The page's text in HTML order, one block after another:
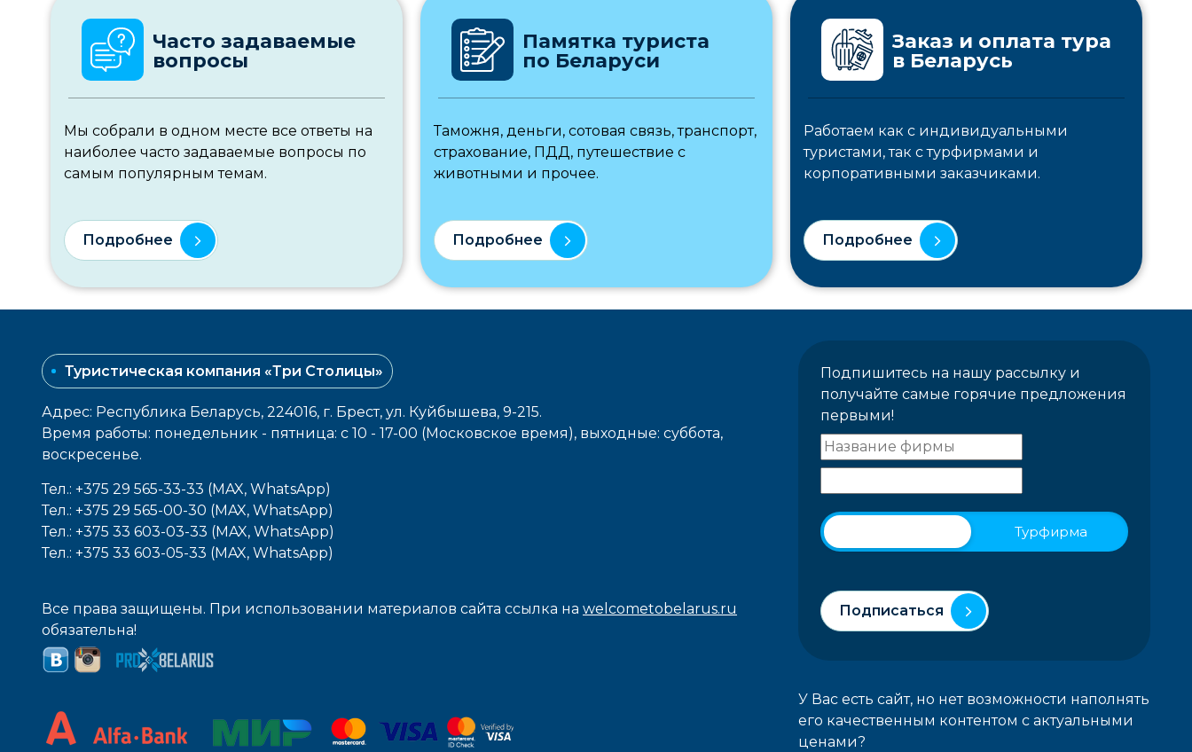
Часто задаваемые
вопросы
Мы собрали в одном месте все ответы на
наиболее часто задаваемые вопросы по
самым популярным темам.
Подробнее
Памятка туриста
по Беларуси
Таможня, деньги, сотовая связь, транспорт,
страхование, ПДД, путешествие с
животными и прочее.
Подробнее
Заказ и оплата тура
в Беларусь
Работаем как с индивидуальными
туристами, так с турфирмами и
корпоративными заказчиками.
Подробнее
Туристическая компания «Три Столицы»
Адрес: Республика Беларусь, 224016, г. Брест, ул. Куйбышева, 9-215.
Время работы: понедельник - пятница: с 10 - 17-00 (Московское время), выходные: cуббота,
воcкресенье.
Тел.: +375 29 565-33-33 (MAX, WhatsApp)
Тел.: +375 29 565-00-30 (MAX, WhatsApp)
Тел.: +375 33 603-03-33 (MAX, WhatsApp)
Тел.: +375 33 603-05-33 (MAX, WhatsApp)
Все права защищены. При использовании материалов сайта ссылка на welcometobelarus.ru
обязательна!
Подпишитесь на нашу рассылку и
получайте самые горячие предложения
первыми!
Турфирма
Подписаться
У Вас есть сайт, но нет возможности наполнять
его качественным контентом с актуальными
ценами?